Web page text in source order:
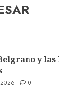
y las
0